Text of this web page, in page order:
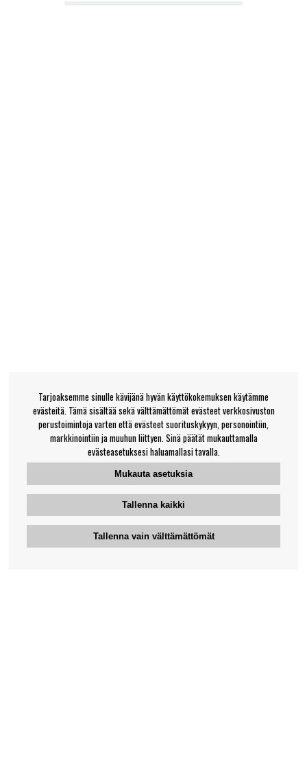
Tarjoaksemme sinulle kävijänä hyvän käyttökokemuksen käytämme
evästeitä. Tämä sisältää sekä välttämättömät evästeet verkkosivuston
perustoimintoja varten että evästeet suorituskykyyn, personointiin,
markkinointiin ja muuhun liittyen. Sinä päätät mukauttamalla
evästeasetuksesi haluamallasi tavalla.
Mukauta asetuksia
Tallenna kaikki
Tallenna vain välttämättömät